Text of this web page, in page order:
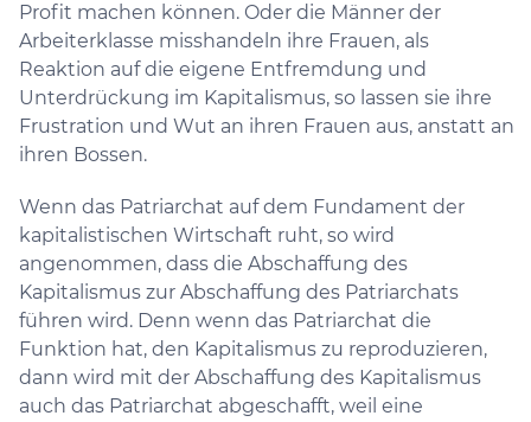
Profit machen können. Oder die Männer der
Arbeiterklasse misshandeln ihre Frauen, als
Reaktion auf die eigene Entfremdung und
Unterdrückung im Kapitalismus, so lassen sie ihre
Frustration und Wut an ihren Frauen aus, anstatt an
ihren Bossen.
Wenn das Patriarchat auf dem Fundament der
kapitalistischen Wirtschaft ruht, so wird
angenommen, dass die Abschaffung des
Kapitalismus zur Abschaffung des Patriarchats
führen wird. Denn wenn das Patriarchat die
Funktion hat, den Kapitalismus zu reproduzieren,
dann wird mit der Abschaffung des Kapitalismus
auch das Patriarchat abgeschafft, weil eine